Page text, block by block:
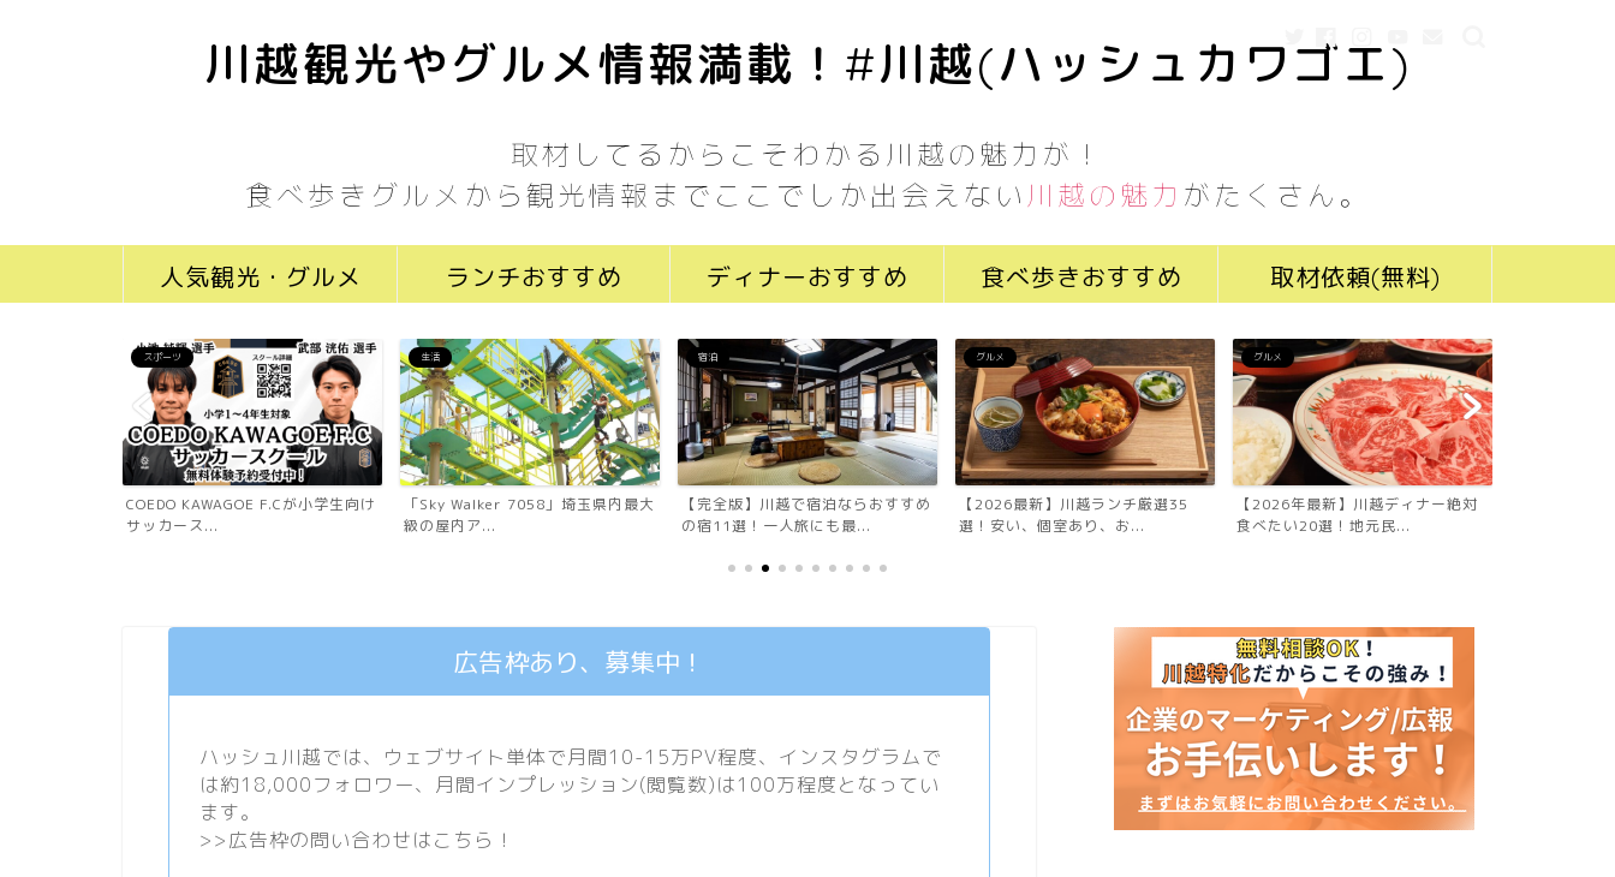
川越観光やグルメ情報満載！#川越(ハッシュカワゴエ)
取材してるからこそわかる川越の魅力が！
食べ歩きグルメから観光情報までここでしか出会えない 川越の魅力 がたくさん。
人気観光・グルメ ランチおすすめ ディナーおすすめ 食べ歩きおすすめ 取材依頼(無料)
スポーツ
COEDO KAWAGOE F.Cが小学生向け
サッカース...
生活
「Sky Walker 7058」埼玉県内最大
級の屋内ア...
宿泊
【完全版】川越で宿泊ならおすすめ
の宿11選！一人旅にも最...
グルメ
【2026最新】川越ランチ厳選35
選！安い、個室あり、お...
グルメ
【2026年最新】川越ディナー絶対
食べたい20選！地元民...
広告枠あり、募集中！
ハッシュ川越では、ウェブサイト単体で月間10-15万PV程度、 インスタグラムで
は約18,000フォロワー、月間インプレッション(閲覧数)は100万程度となってい
ます。
>>広告枠の問い合わせはこちら！